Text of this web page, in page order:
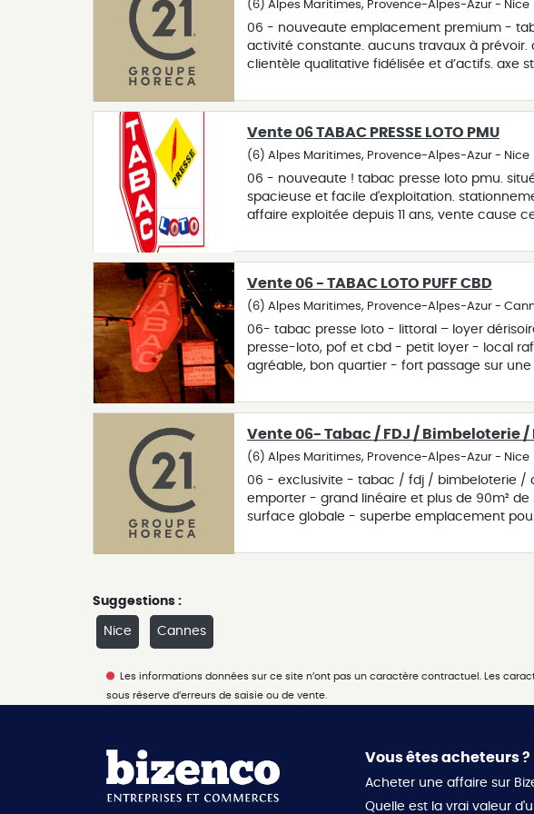
sandwicherie non exploitée actuellement !
commissions globales (tabac en net). ebe :
honoraires agence inclus à la charge de
(6) Alpes Maritimes, Provence-Alpes-Azur - Nice
06 - nouveaute emplacement premium -
activité constante. aucuns travaux à prévoir.
clientèle qualitative fidélisée et d’actifs. axe
de stockage et bureau. ouvert de 7h à 20h.
competitif pour le secteur de 440€ hc / mois
commissions globales (dont tabac en net).
539.000€ fai (frais d’agence inclus, à la
Vente 06 TABAC PRESSE LOTO PMU
(6) Alpes Maritimes, Provence-Alpes-Azur - Nice
06 - nouveaute ! tabac presse loto pmu.
spacieuse et facile d'exploitation.
affaire exploitée depuis 11 ans, vente cause
comprises. réserve et coin bureau.
dimanche + les jours fériés. congés annuels
pour une exploitation en couple ou deux
2024 : 162 000€ avec 103 000€ de
vente : 302 500€ fai.
Vente 06 - TABAC LOTO PUFF CBD
(6) Alpes Maritimes, Provence-Alpes-Azur -
06- tabac presse loto - littoral – loyer
presse-loto, pof et cbd - petit loyer - local
agréable, bon quartier - fort passage sur
pmu, salon de thé, ou développement puff/
passage) - - pas de travaux - loyer dérisoire
commission net tabac : 68 000 € perf : 108
Vente 06- Tabac / FDJ / Bimbeloterie /
(6) Alpes Maritimes, Provence-Alpes-Azur - Nice
06 - exclusivite - tabac / fdj / bimbeloterie /
emporter - grand linéaire et plus de 90m²
surface globale - superbe emplacement
remplaçants pro., plus noël / 1er janvier /
Suggestions :
Nice Cannes
Les informations données sur ce site n’ont pas un caractère contractuel. Les
sous réserve d’erreurs de saisie ou de vente.
Vous êtes acheteurs ?
Acheter une affaire sur
Quelle est la vrai valeur